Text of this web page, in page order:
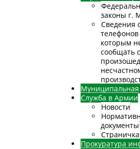
законы г.
Сведения
которым
сообщать
Муниципальная
Служба в Армии
Новости
документы
Прокуратура